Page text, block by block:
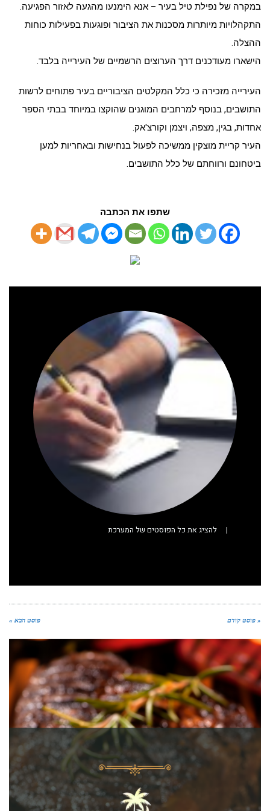
במקרה של נפילת טיל בעיר – אנא הימנעו מהגעה לאזור הפגיעה.
התקהלויות מיותרות מסכנות את הציבור ופוגעות בפעילות כוחות
ההצלה.
הישארו מעודכנים דרך הערוצים הרשמיים של העירייה בלבד.
העירייה מזכירה כי כלל המקלטים הציבוריים בעיר פתוחים לרשות
התושבים, בנוסף למרחבים המוגנים שהוקצו במיוחד בבתי הספר
אחדות, בגין, מצפה, ויצמן וקורצ'אק.
העיר קריית מוצקין ממשיכה לפעול בנחישות ובאחריות למען
ביטחונם ורווחתם של כלל התושבים.
שתפו את הכתבה
| להציג את כל הפוסטים של המערכת
« פוסט קודם פוסט הבא »